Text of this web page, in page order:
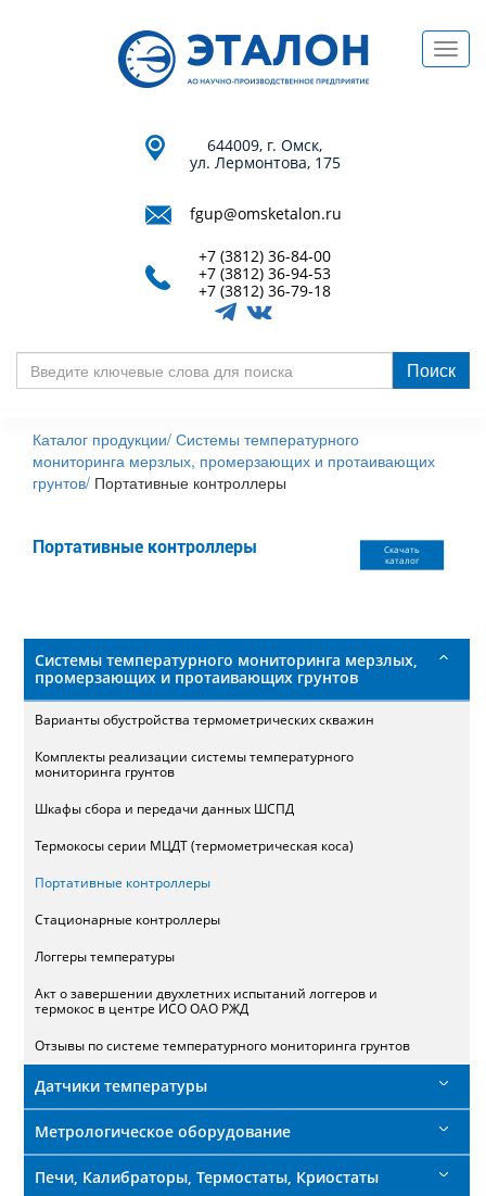
644009, г. Омск,
ул. Лермонтова, 175
fgup@omsketalon.ru
+7 (3812) 36-84-00
+7 (3812) 36-94-53
+7 (3812) 36-79-18
слова
для
поиска
Поиск
Каталог продукции/ Системы температурного
мониторинга мерзлых, промерзающих и протаивающих
грунтов/ Портативные контроллеры
Портативные контроллеры
Скачать
каталог
Системы температурного мониторинга мерзлых,
промерзающих и протаивающих грунтов
Варианты обустройства термометрических скважин
Комплекты реализации системы температурного
мониторинга грунтов
Шкафы сбора и передачи данных ШСПД
Термокосы серии МЦДТ (термометрическая коса)
Портативные контроллеры
Стационарные контроллеры
Логгеры температуры
Акт о завершении двухлетних испытаний логгеров и
термокос в центре ИСО ОАО РЖД
Отзывы по системе температурного мониторинга грунтов
Датчики температуры
Метрологическое оборудование
Печи, Калибраторы, Термостаты, Криостаты